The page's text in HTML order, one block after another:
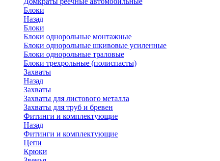
Блоки
Назад
Блоки
Блоки однорольные монтажные
Блоки однорольные шкивовые усиленные
Блоки однорольные траловые
Блоки трехрольные (полиспасты)
Захваты
Назад
Захваты
Захваты для листового металла
Захваты для труб и бревен
Фитинги и комплектующие
Назад
Фитинги и комплектующие
Цепи
Крюки